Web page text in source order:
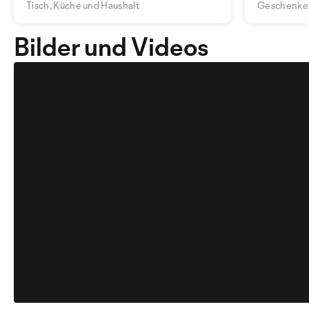
Tisch, Küche und Haushalt
Geschenke
Bilder und Videos